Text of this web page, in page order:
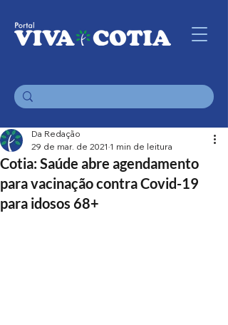
Cotia: Saúde abre agendamento
para vacinação contra Covid-19
para idosos 68+
Da Redação
29 de mar. de 2021 1 min de leitura